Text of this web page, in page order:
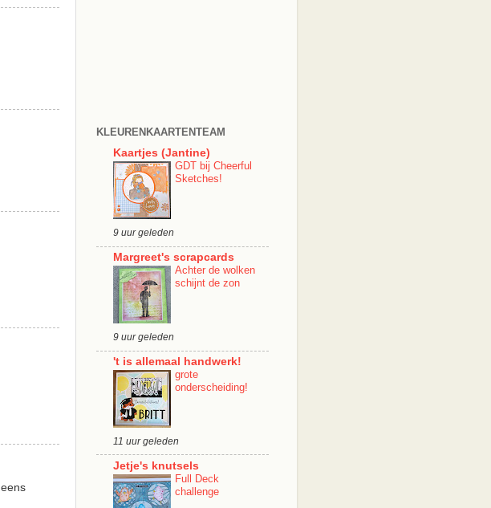
KLEURENKAARTENTEAM
Kaartjes (Jantine)
GDT bij Cheerful
Sketches!
9 uur geleden
Margreet's scrapcards
Achter de wolken
schijnt de zon
9 uur geleden
't is allemaal handwerk!
grote
onderscheiding!
11 uur geleden
Jetje's knutsels
Full Deck
challenge